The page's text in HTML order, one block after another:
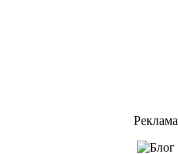
Реклама